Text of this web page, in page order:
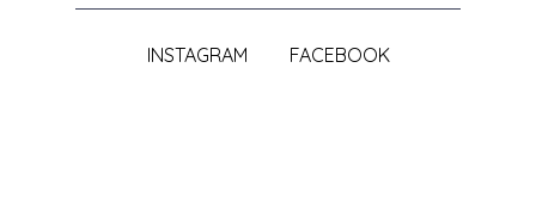
INSTAGRAM FACEBOOK